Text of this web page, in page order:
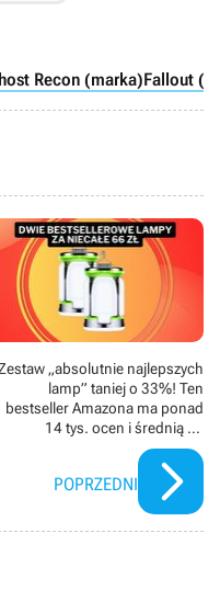
Recon (marka)Fallout
„absolutnie najlepszych
lamp” taniej o 33%! Ten
bestseller Amazona ma ponad
14 tys. ocen i średnią na
poziomie 4,7/5
POPRZEDNI